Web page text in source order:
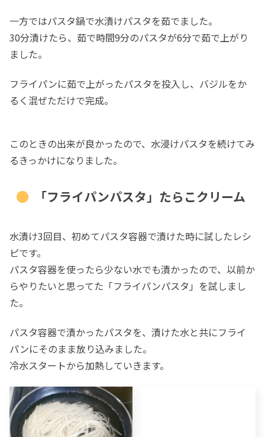
一方ではパスタ鍋で水漬けパスタを茹でました。
30分漬けたら、茹で時間9分のパスタが6分で茹で上がり
ました。
フライパンに茹で上がったパスタを投入し、バジルをか
るく混ぜただけで完成。
このときの出来が良かったので、水浸けパスタを続けてみ
るきっかけになりました。
「フライパンパスタ」たらこクリーム
水漬け3回目、初めてパスタ容器で漬けた時に試したレシ
ピです。
パスタ容器を使ったら少ない水でも漬かったので、以前か
らやりたいと思ってた「フライパンパスタ」を試しまし
た。
パスタ容器で漬かったパスタを、漬けた水と共にフライ
パンにそのまま放り込みました。
冷水スタートから加熱していきます。